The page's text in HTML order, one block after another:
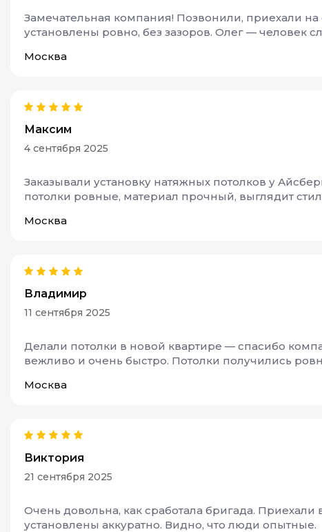
Замечательная компания! Позвонили, приехали
установлены ровно, без зазоров. Олег — человек
Москва
Максим
4 сентября 2025
Заказывали установку натяжных потолков у
потолки ровные, материал прочный, выглядит
Москва
Владимир
11 сентября 2025
Делали потолки в новой квартире — спасибо
вежливо и очень быстро. Потолки получились
Москва
Виктория
21 сентября 2025
Очень довольна, как сработала бригада.
установлены аккуратно. Видно, что люди опытные.